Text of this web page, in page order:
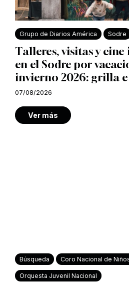
Grupo de Diarios América Sodre
Talleres, visitas y
en el Sodre por
invierno 2026: grilla
07/08/2026
Ver más
Búsqueda Coro Nacional de
Orquesta Juvenil Nacional